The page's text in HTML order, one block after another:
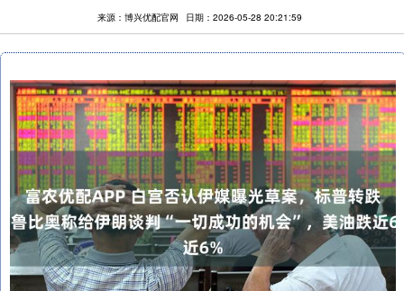
来源：博兴优配官网 日期：2026-05-28 20:21:59